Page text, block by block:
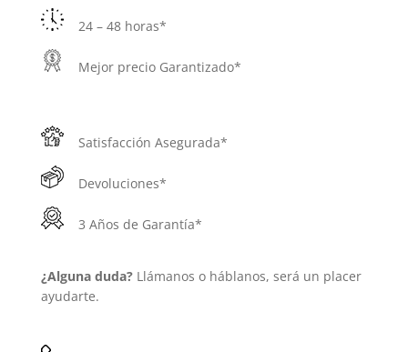
24 – 48 horas*
Mejor precio Garantizado*
Satisfacción Asegurada*
Devoluciones*
3 Años de Garantía*
¿Alguna duda?Llámanos o háblanos, será un placer
ayudarte.